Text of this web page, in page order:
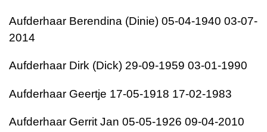
Aufderhaar Berendina (Dinie) 05-04-1940 03-07-
2014
Aufderhaar Dirk (Dick) 29-09-1959 03-01-1990
Aufderhaar Geertje 17-05-1918 17-02-1983
Aufderhaar Gerrit Jan 05-05-1926 09-04-2010